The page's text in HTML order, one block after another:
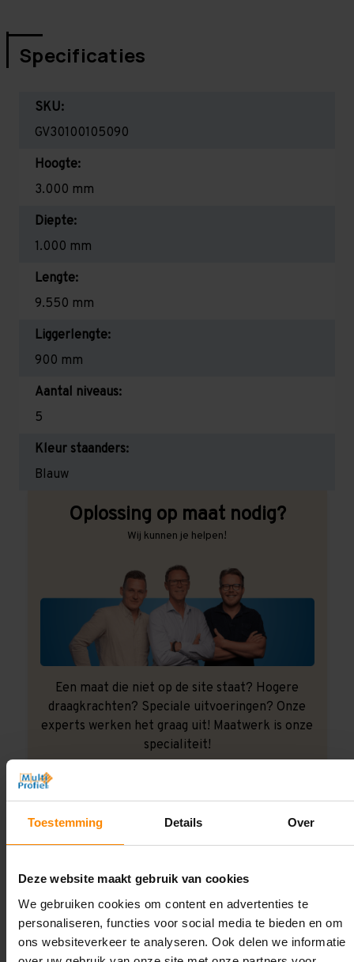
Toestemming Details Over
Deze website maakt gebruik van cookies
We gebruiken cookies om content en advertenties te
personaliseren, functies voor social media te bieden en om
ons websiteverkeer te analyseren. Ook delen we informatie
Specificaties
SKU:
GV30100105090
Hoogte:
3.000 mm
Diepte:
1.000 mm
Lengte:
9.550 mm
Liggerlengte:
900 mm
Aantal niveaus:
5
Kleur staanders:
Blauw
Oplossing op maat nodig?
Wij kunnen je helpen!
Een maat die niet op de site staat? Hogere
draagkrachten? Speciale uitvoeringen? Onze
experts werken het graag uit! Maatwerk is onze
specialiteit!
Montage uitbesteden?
Laat ons het doen!